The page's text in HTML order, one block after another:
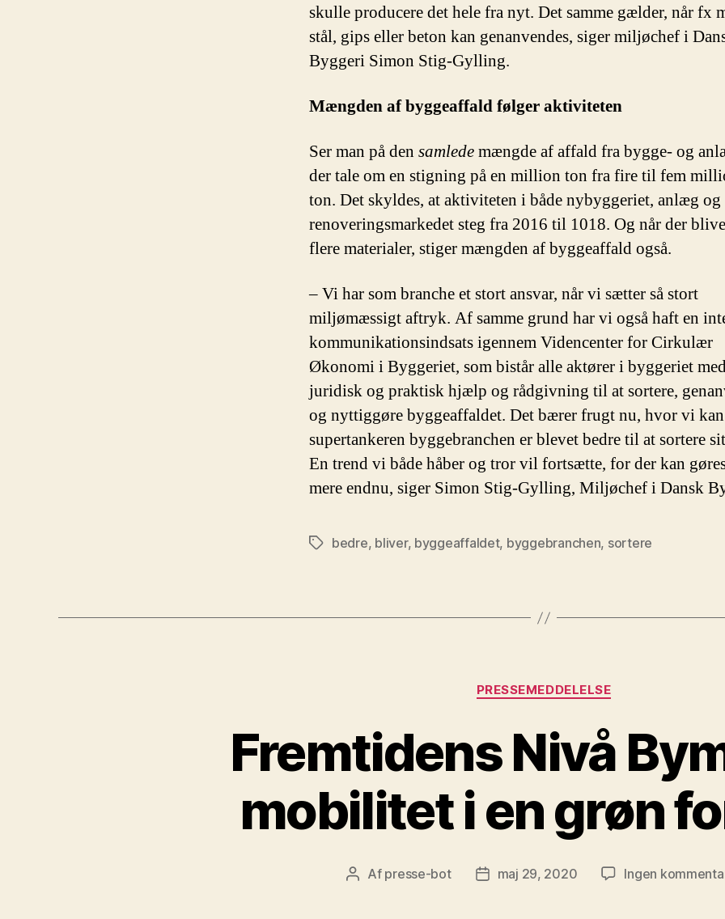
skulle producere det hele fra nyt. Det samme gælder, når fx
stål, gips eller beton kan genanvendes, siger miljøchef i
Byggeri Simon Stig-Gylling.
Mængden af byggeaffald følger aktiviteten
Ser man på den samledemængde af affald fra bygge- og
der tale om en stigning på en million ton fra fire til fem
ton. Det skyldes, at aktiviteten i både nybyggeriet, anlæg og
renoveringsmarkedet steg fra 2016 til 1018. Og når der
flere materialer, stiger mængden af byggeaffald også.
– Vi har som branche et stort ansvar, når vi sætter så stort
miljømæssigt aftryk. Af samme grund har vi også haft en
kommunikationsindsats igennem Videncenter for Cirkulær
Økonomi i Byggeriet, som bistår alle aktører i byggeriet
juridisk og praktisk hjælp og rådgivning til at sortere,
og nyttiggøre byggeaffaldet. Det bærer frugt nu, hvor vi kan
supertankeren byggebranchen er blevet bedre til at sortere
En trend vi både håber og tror vil fortsætte, for der kan
mere endnu, siger Simon Stig-Gylling, Miljøchef i Dansk
Tagsbedre, bliver, byggeaffaldet, byggebranchen, sortere
Kategorier
PRESSEMEDDELELSE
Fremtidens Nivå
mobilitet i en grøn
Indlægsforfatter
Af presse-bot Indlægsdato
maj 29, 2020 Ingen